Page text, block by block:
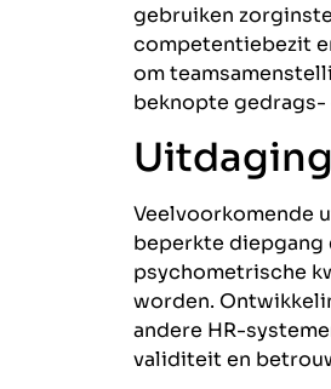
gebruiken
competentiebezit
om
beknopte
Veelvoorkomende
beperkte diepgang
psychometrische
worden.
andere HR-
validiteit en